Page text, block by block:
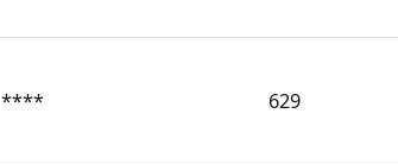
**** 629